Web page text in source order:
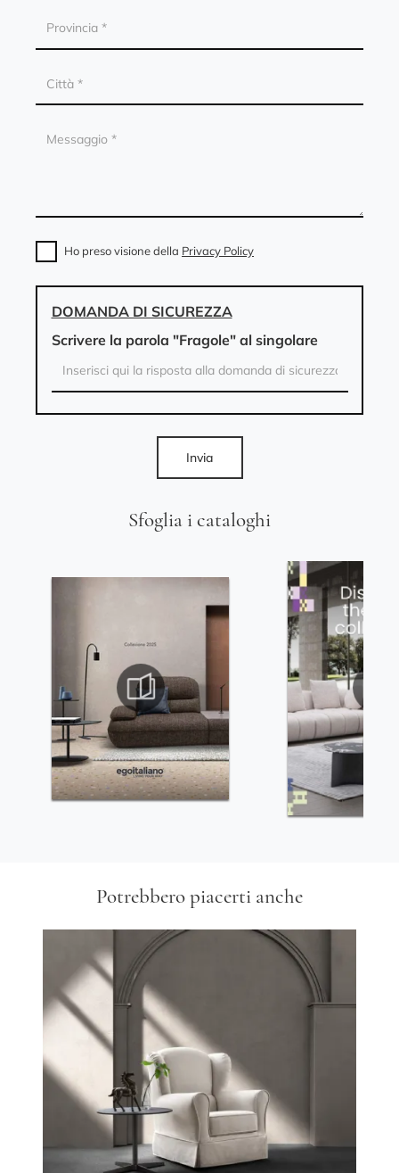
Sfoglia i cataloghi
Ho preso visione della Privacy Policy
DOMANDA DI SICUREZZA
Scrivere la parola "Fragole" al singolare
Invia
Potrebbero piacerti anche